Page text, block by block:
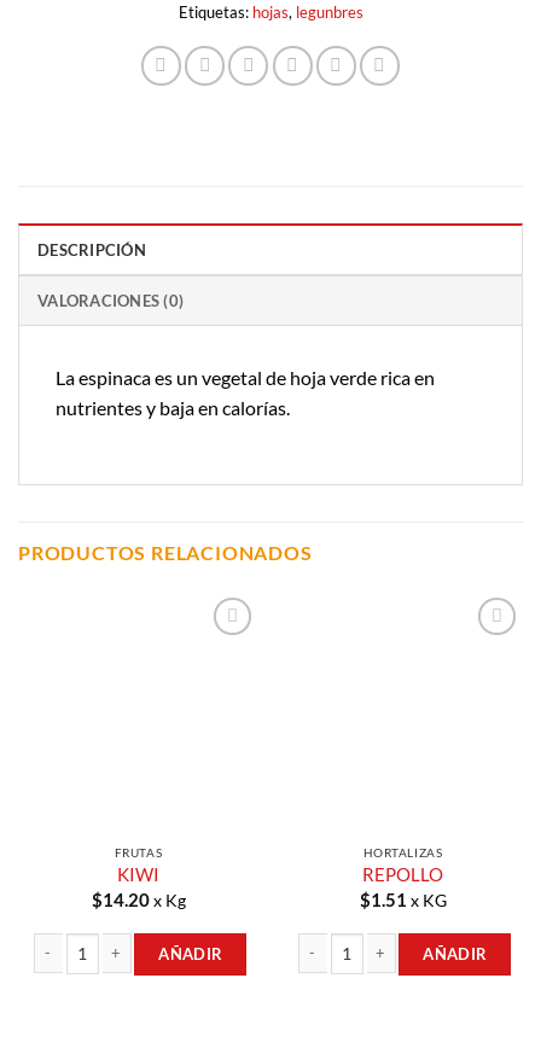
Etiquetas: hojas, legunbres
DESCRIPCIÓN
VALORACIONES (0)
La espinaca es un vegetal de hoja verde rica en
nutrientes y baja en calorías.
PRODUCTOS RELACIONADOS
FRUTAS
KIWI
$14.20x Kg
AÑADIR
HORTALIZAS
REPOLLO
$1.51 x KG
AÑADIR